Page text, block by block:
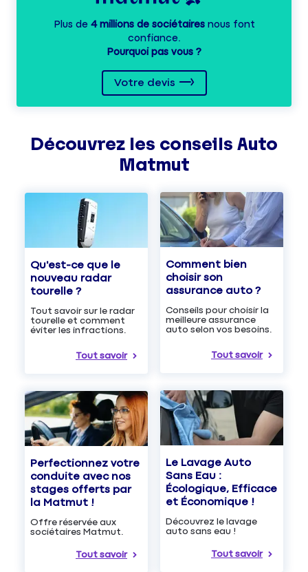
Plus de 4 millions de sociétairesnous font
confiance.
Pourquoi pas vous ?
Votre devis
Découvrez les conseils Auto
Matmut
Qu'est-ce que le
nouveau radar
tourelle ?
Tout savoir sur le radar
tourelle et comment
éviter les infractions.
Tout savoir
Comment bien
choisir son
assurance auto ?
Conseils pour choisir la
meilleure assurance
auto selon vos besoins.
Tout savoir
Perfectionnez votre
conduite avec nos
stages offerts par
la Matmut !
Offre réservée aux
sociétaires Matmut.
Tout savoir
Le Lavage Auto
Sans Eau :
Écologique, Efficace
et Économique !
Découvrez le lavage
auto sans eau !
Tout savoir